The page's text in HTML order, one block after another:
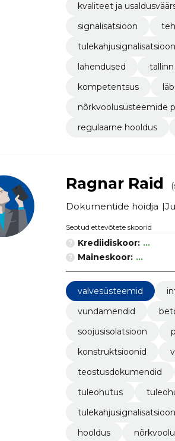
kvaliteet ja
signalisatsioon
tulekahjusignalisatsioon
lahendused
tallinn
kompetentsus
nõrkvoolusüsteemide
regulaarne hooldus
Ragnar Raid
Dokumentide hoidja
Seotud ettevõtete skoorid
Krediidiskoor: ...
Maineskoor: ...
valvesüsteemid
vundamendid
soojusisolatsioon
konstruktsioonid
teostusdokumendid
tuleohutus
hooldus